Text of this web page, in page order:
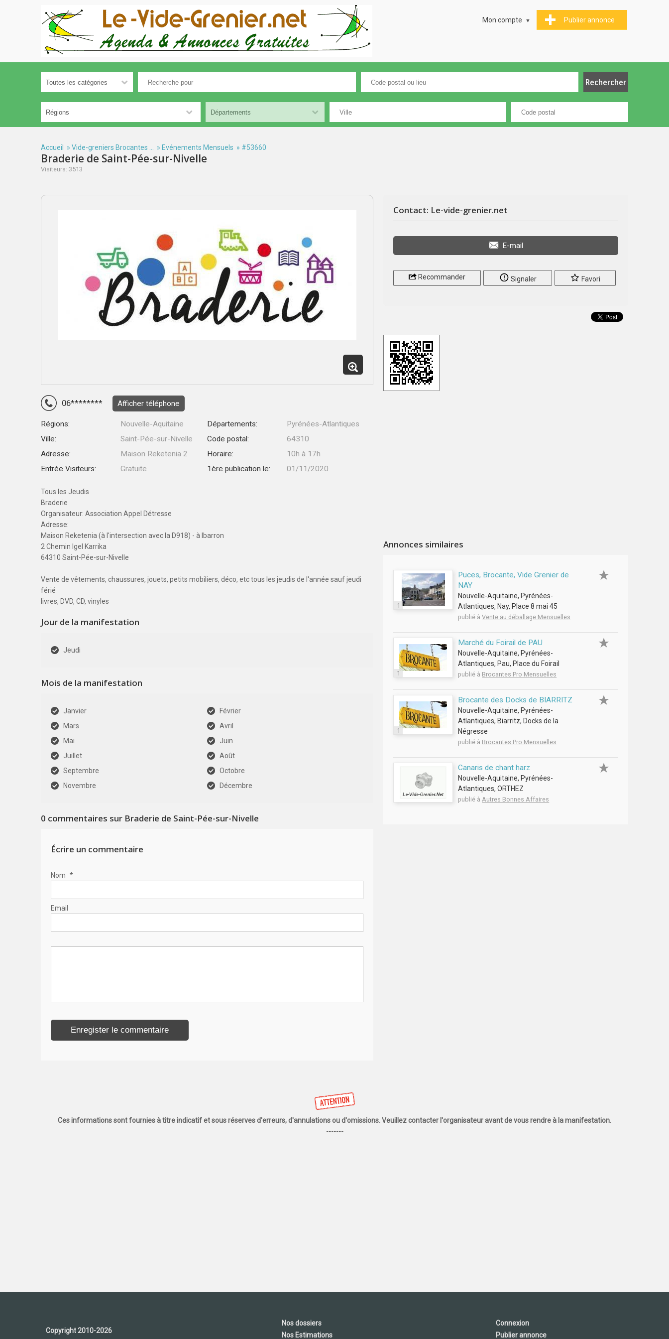
Publier annonce
Mon compte
Accueil » Vide-greniers Brocantes ... » Evénements Mensuels » #53660
Braderie de Saint-Pée-sur-Nivelle
Visiteurs: 3513
06******** Afficher téléphone
Régions: Nouvelle-Aquitaine Départements:
Pyrénées-Atlantiques
Ville:
Saint-Pée-sur-Nivelle Code postal:
64310
Adresse:
Maison Reketenia 2 Horaire:
10h à 17h
Entrée Visiteurs:
Gratuite 1ère publication le: 01/11/2020
Tous les Jeudis
Braderie
Organisateur: Association Appel Détresse
Adresse:
Maison Reketenia (à l'intersection avec la D918) - à Ibarron
2 Chemin Igel Karrika
64310 Saint-Pée-sur-Nivelle
Vente de vêtements, chaussures, jouets, petits mobiliers, déco, etc tous les jeudis de l'année sauf jeudi
férié
livres, DVD, CD, vinyles
Jour de la manifestation
Jeudi
Mois de la manifestation
Janvier
Février
Mars
Avril
Mai
Juin
Juillet
Août
Septembre
Octobre
Novembre
Décembre
0 commentaires sur Braderie de Saint-Pée-sur-Nivelle
Écrire un commentaire
Nom *
Email
Contact: Le-vide-grenier.net
E-mail
Recommander Signaler Favori
Annonces similaires
1
Puces, Brocante, Vide Grenier de
NAY
Nouvelle-Aquitaine, Pyrénées-
Atlantiques, Nay, Place 8 mai 45
publié àVente au déballage Mensuelles
1
Marché du Foirail de PAU
Nouvelle-Aquitaine, Pyrénées-
Atlantiques, Pau, Place du Foirail
publié à Brocantes Pro Mensuelles
1
Brocante des Docks de BIARRITZ
Nouvelle-Aquitaine, Pyrénées-
Atlantiques, Biarritz, Docks de la
Négresse
publié à Brocantes Pro Mensuelles
Canaris de chant harz
Nouvelle-Aquitaine, Pyrénées-
Atlantiques, ORTHEZ
publié àAutres Bonnes Affaires
Ces informations sont fournies à titre indicatif et sous réserves d'erreurs, d'annulations ou d'omissions. Veuillez contacter l'organisateur avant de vous rendre à la manifestation.
-------
Nos dossiers
Nos Estimations
Connexion
Publier annonce
Copyright 2010-2026